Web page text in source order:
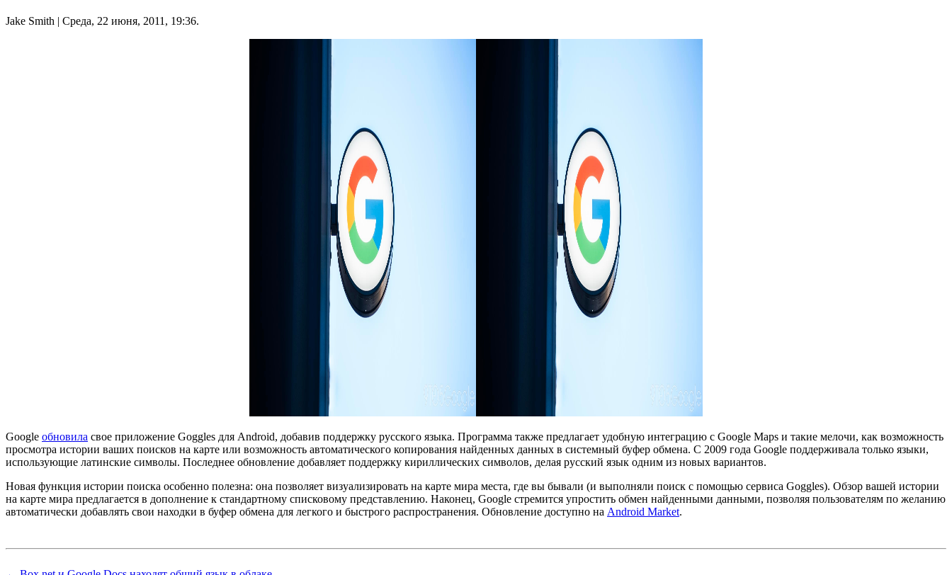
Jake Smith | Среда, 22 июня, 2011, 19:36.
Google обновила свое приложение Goggles для Android, добавив поддержку русского языка. Программа также предлагает удобную интеграцию с Google Maps и такие мелочи, как возможность
просмотра истории ваших поисков на карте или возможность автоматического копирования найденных данных в системный буфер обмена. С 2009 года Google поддерживала только языки,
использующие латинские символы. Последнее обновление добавляет поддержку кириллических символов, делая русский язык одним из новых вариантов.
Новая функция истории поиска особенно полезна: она позволяет визуализировать на карте мира места, где вы бывали (и выполняли поиск с помощью сервиса Goggles). Обзор вашей истории
на карте мира предлагается в дополнение к стандартному списковому представлению. Наконец, Google стремится упростить обмен найденными данными, позволяя пользователям по желанию
автоматически добавлять свои находки в буфер обмена для легкого и быстрого распространения. Обновление доступно на Android Market.